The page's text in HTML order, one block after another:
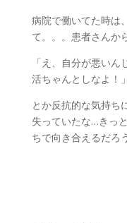
病院で働いてた時は
て。。。患者さんか
「え、自分が悪い
活ちゃんとしなよ！」
とか反抗的な気持ち
失っていたな…きっ
ちで向き合えるだろ